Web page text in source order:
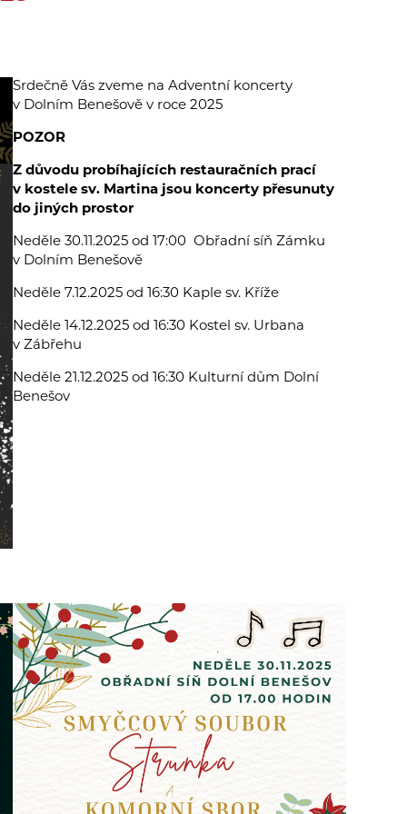
Srdečně Vás zveme na Adventní koncerty
v Dolním Benešově v roce 2025
POZOR
Z důvodu probíhajících restauračních prací
v kostele sv. Martina jsou koncerty přesunuty
do jiných prostor
Neděle 30.11.2025 od 17:00 Obřadní síň Zámku
v Dolním Benešově
Neděle 7.12.2025 od 16:30 Kaple sv. Kříže
Neděle 14.12.2025 od 16:30 Kostel sv. Urbana
v Zábřehu
Neděle 21.12.2025 od 16:30 Kulturní dům Dolní
Benešov